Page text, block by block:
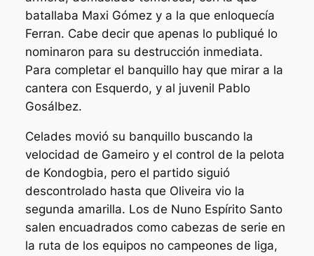
batallaba Maxi Gómez y a la que enloquecía
Ferran. Cabe decir que apenas lo publiqué lo
nominaron para su destrucción inmediata.
Para completar el banquillo hay que mirar a la
cantera con Esquerdo, y al juvenil Pablo
Gosálbez.
Celades movió su banquillo buscando la
velocidad de Gameiro y el control de la pelota
de Kondogbia, pero el partido siguió
descontrolado hasta que Oliveira vio la
segunda amarilla. Los de Nuno Espírito Santo
salen encuadrados como cabezas de serie en
la ruta de los equipos no campeones de liga,